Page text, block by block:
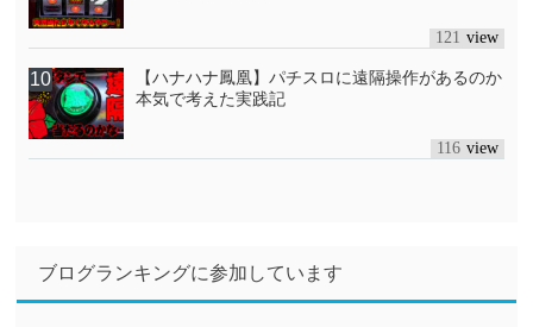
121
【ハナハナ鳳凰】パチスロに遠隔操作があるのか
本気で考えた実践記
116
ブログランキングに参加しています